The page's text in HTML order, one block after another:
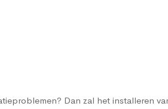
Dan zal het installeren